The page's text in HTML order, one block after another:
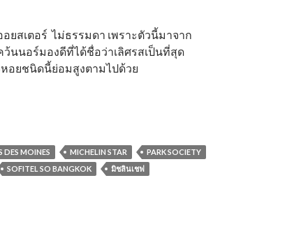
ยสเตอร์ ไม่ธรรมดา เพราะตัวนี้มาจาก
นนอร์มองดีที่ได้ชื่อว่าเลิศรสเป็นที่สุด
อยชนิดนี้ย่อมสูงตามไปด้วย
DES MOINES MICHELIN STAR
PARK SOCIETY
SOFITEL SO BANGKOK มิชลินเชฟ